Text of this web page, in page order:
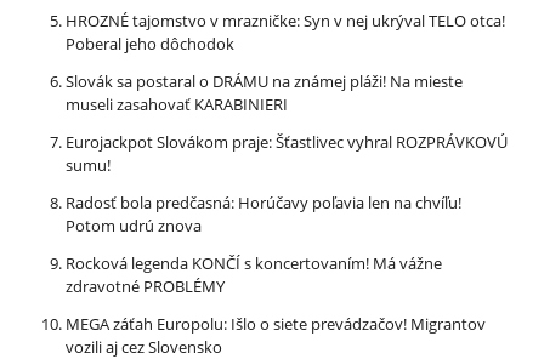
HROZNÉ tajomstvo v mrazničke: Syn v nej ukrýval TELO otca!
Poberal jeho dôchodok
Slovák sa postaral o DRÁMU na známej pláži! Na mieste
museli zasahovať KARABINIERI
Eurojackpot Slovákom praje: Šťastlivec vyhral ROZPRÁVKOVÚ
sumu!
Radosť bola predčasná: Horúčavy poľavia len na chvíľu!
Potom udrú znova
Rocková legenda KONČÍ s koncertovaním! Má vážne
zdravotné PROBLÉMY
MEGA záťah Europolu: Išlo o siete prevádzačov! Migrantov
vozili aj cez Slovensko